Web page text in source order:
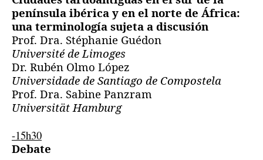
península ibérica y en el norte de África:
una terminología sujeta a discusión
Prof. Dra. Stéphanie Guédon
Université de Limoges
Dr. Rubén Olmo López
Universidade de Santiago de Compostela
Prof. Dra. Sabine Panzram
Universität Hamburg
-15h30
Debate